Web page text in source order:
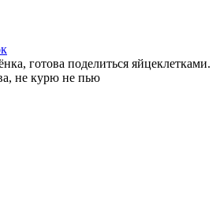
готова поделиться яйцеклетками.
не курю не пью